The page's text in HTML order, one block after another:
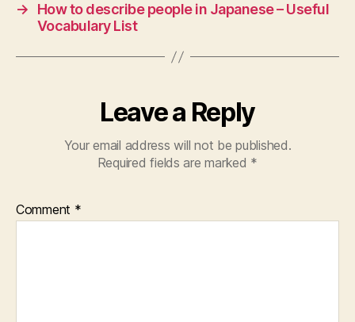
→
How to describe people in Japanese – Useful
Vocabulary List
Leave a Reply
Your email address will not be published.
Required fields are marked *
Comment *